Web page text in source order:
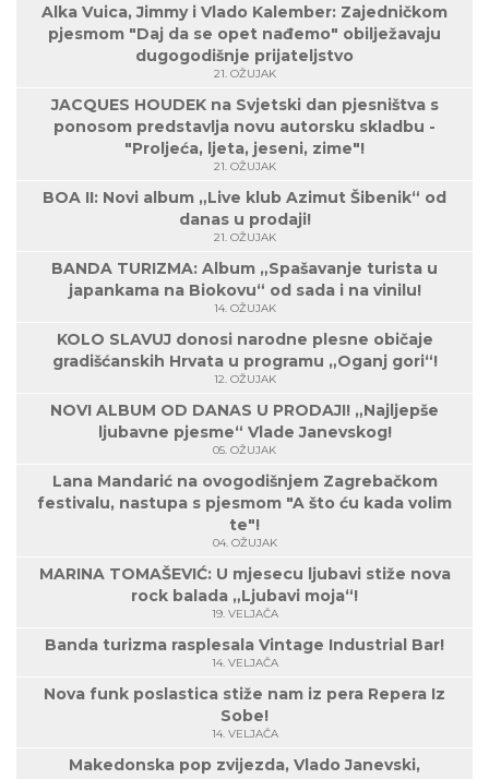
Alka Vuica, Jimmy i Vlado Kalember: Zajedničkom
pjesmom "Daj da se opet nađemo" obilježavaju
dugogodišnje prijateljstvo
21. OŽUJAK
JACQUES HOUDEK na Svjetski dan pjesništva s
ponosom predstavlja novu autorsku skladbu -
"Proljeća, ljeta, jeseni, zime"!
21. OŽUJAK
BOA II: Novi album „Live klub Azimut Šibenik“ od
danas u prodaji!
21. OŽUJAK
BANDA TURIZMA: Album „Spašavanje turista u
japankama na Biokovu“ od sada i na vinilu!
14. OŽUJAK
KOLO SLAVUJ donosi narodne plesne običaje
gradišćanskih Hrvata u programu „Oganj gori“!
12. OŽUJAK
NOVI ALBUM OD DANAS U PRODAJI! „Najljepše
ljubavne pjesme“ Vlade Janevskog!
05. OŽUJAK
Lana Mandarić na ovogodišnjem Zagrebačkom
festivalu, nastupa s pjesmom "A što ću kada volim
te"!
04. OŽUJAK
MARINA TOMAŠEVIĆ: U mjesecu ljubavi stiže nova
rock balada „Ljubavi moja“!
19. VELJAČA
Banda turizma rasplesala Vintage Industrial Bar!
14. VELJAČA
Nova funk poslastica stiže nam iz pera Repera Iz
Sobe!
14. VELJAČA
Makedonska pop zvijezda, Vlado Janevski,